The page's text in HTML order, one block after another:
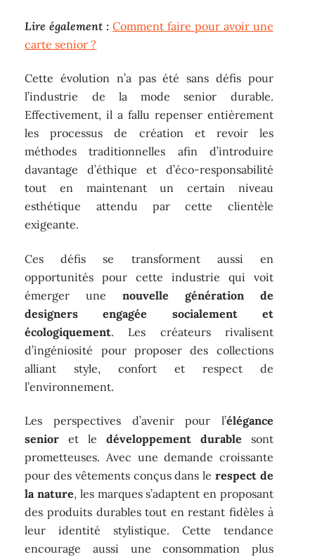
Lire également : Comment faire pour avoir une
carte senior ?
Cette évolution n’a pas été sans défis pour
l’industrie de la mode senior durable.
Effectivement, il a fallu repenser entièrement
les processus de création et revoir les
méthodes traditionnelles afin d’introduire
davantage d’éthique et d’éco-responsabilité
tout en maintenant un certain niveau
esthétique attendu par cette clientèle
exigeante.
Ces défis se transforment aussi en
opportunités pour cette industrie qui voit
émerger une nouvelle génération de
designers engagée socialement et
écologiquement. Les créateurs rivalisent
d’ingéniosité pour proposer des collections
alliant style, confort et respect de
l’environnement.
Les perspectives d’avenir pour l’élégance
senior et le développement durable sont
prometteuses. Avec une demande croissante
pour des vêtements conçus dans le respect de
la nature, les marques s’adaptent en proposant
des produits durables tout en restant fidèles à
leur identité stylistique. Cette tendance
encourage aussi une consommation plus